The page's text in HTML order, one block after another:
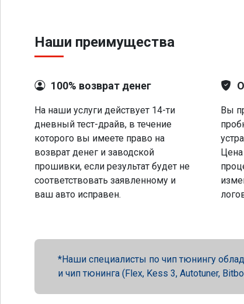
Наши преимущества
100% возврат денег
На наши услуги действует 14-ти
дневный тест-драйв, в течение
которого вы имеете право на
возврат денег и заводской
прошивки, если результат будет не
соответствовать заявленному и
ваш авто исправен.
Вы
Наши специалисты по чип тюнингу
и чип тюнинга (Flex, Kess 3, Autotuner,